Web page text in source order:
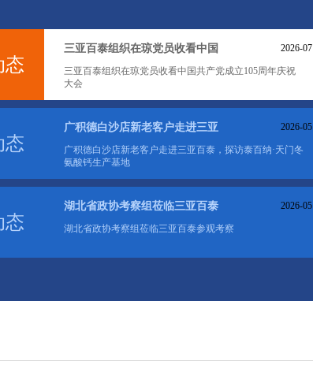
态
2026-07
三亚百泰组织在琼党员收看中国
三亚百泰组织在琼党员收看中国共产党成立105周年庆祝
大会
态
2026-05
广积德白沙店新老客户走进三亚
广积德白沙店新老客户走进三亚百泰，探访泰百纳·天门冬
氨酸钙生产基地
态
2026-05
湖北省政协考察组莅临三亚百泰
湖北省政协考察组莅临三亚百泰参观考察